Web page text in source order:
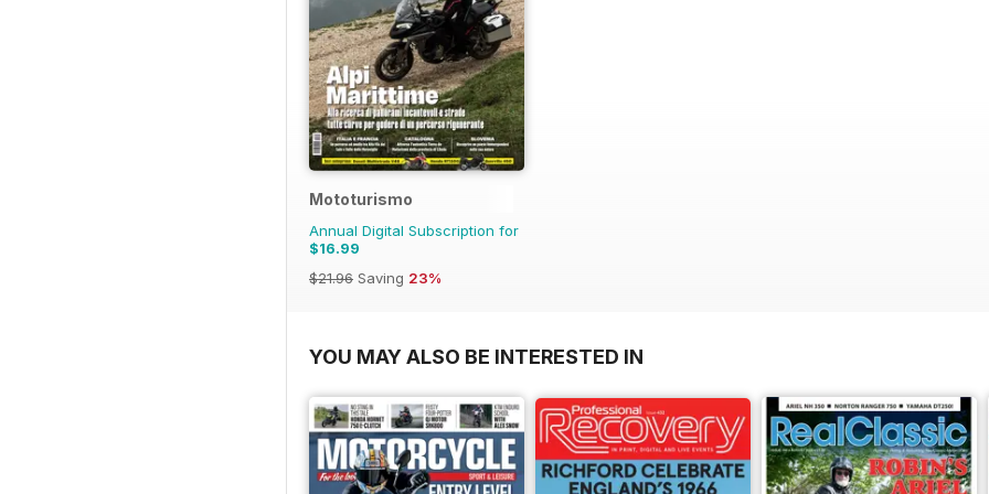
Mototurismo
Annual Digital Subscription for
$16.99
$21.96 Saving 23%
YOU MAY ALSO BE INTERESTED IN